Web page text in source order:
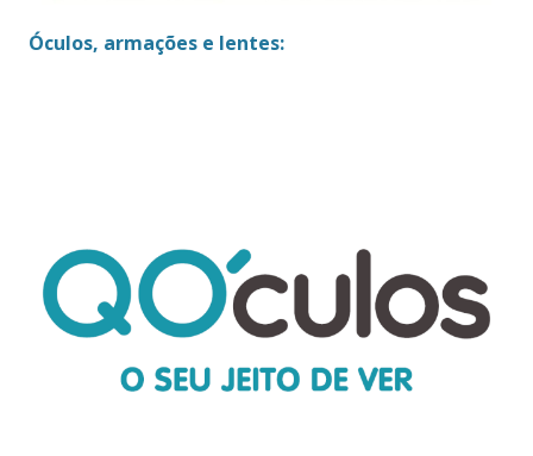
Óculos, armações e lentes: